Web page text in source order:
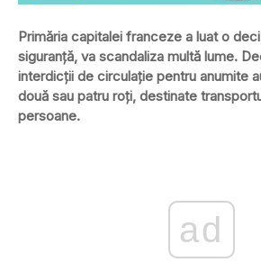
Primăria capitalei franceze a luat o
siguranță, va scandaliza multă lume.
interdicții de circulație pentru anumite
două sau patru roți, destinate
persoane.
ad